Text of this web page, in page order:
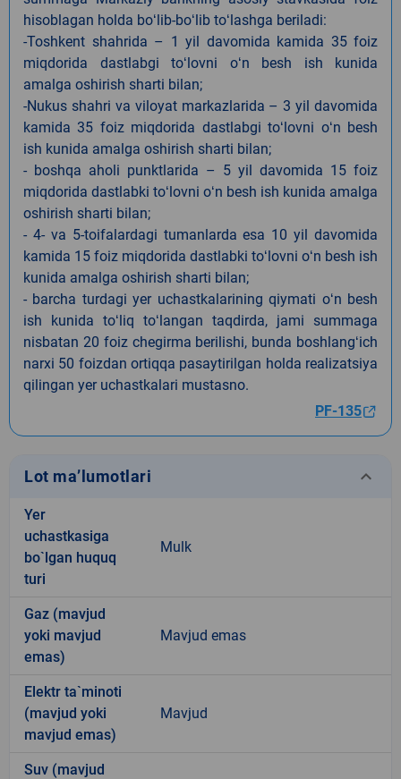
hisoblagan holda boʻlib-boʻlib toʻlashga beriladi:
-Toshkent shahrida – 1 yil davomida kamida 35 foiz
miqdorida dastlabgi toʻlovni oʻn besh ish kunida
amalga oshirish sharti bilan;
-Nukus shahri va viloyat markazlarida – 3 yil davomida
kamida 35 foiz miqdorida dastlabgi toʻlovni oʻn besh
ish kunida amalga oshirish sharti bilan;
- boshqa aholi punktlarida – 5 yil davomida 15 foiz
miqdorida dastlabki toʻlovni oʻn besh ish kunida amalga
oshirish sharti bilan;
- 4- va 5-toifalardagi tumanlarda esa 10 yil davomida
kamida 15 foiz miqdorida dastlabki toʻlovni oʻn besh ish
kunida amalga oshirish sharti bilan;
- barcha turdagi yer uchastkalarining qiymati oʻn besh
ish kunida toʻliq toʻlangan taqdirda, jami summaga
nisbatan 20 foiz chegirma berilishi, bunda boshlangʻich
narxi 50 foizdan ortiqqa pasaytirilgan holda realizatsiya
qilingan yer uchastkalari mustasno.
PF-135
Lot ma’lumotlari keyboard_arrow_down
Yer
uchastkasiga
bo`lgan huquq
turi
Mulk
Gaz (mavjud
yoki mavjud
emas)
Mavjud emas
Elektr ta`minoti
(mavjud yoki
mavjud emas)
Mavjud
Suv (mavjud